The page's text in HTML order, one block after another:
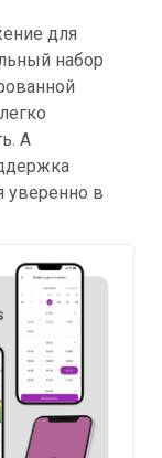
для
набор
А
уверенно в